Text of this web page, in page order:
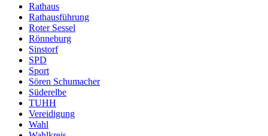
Rathaus
Rathausführung
Roter Sessel
Rönneburg
Sinstorf
SPD
Sport
Sören Schumacher
Süderelbe
TUHH
Vereidigung
Wahl